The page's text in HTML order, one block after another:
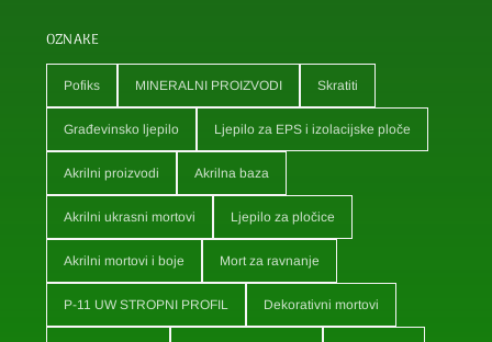
OZNAKE
Pofiks MINERALNI PROIZVODI Skratiti
Građevinsko ljepilo Ljepilo za EPS i izolacijske ploče
Akrilni proizvodi Akrilna baza
Akrilni ukrasni mortovi Ljepilo za pločice
Akrilni mortovi i boje Mort za ravnanje
P-11 UW STROPNI PROFIL Dekorativni mortovi